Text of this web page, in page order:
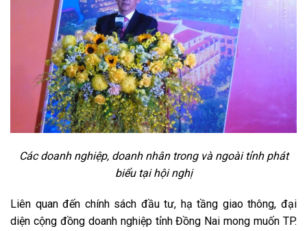
Các doanh nghiệp, doanh nhân trong và ngoài tỉnh phát
biểu tại hội nghị
Liên quan đến chính sách đầu tư, hạ tầng giao thông, đại
diện cộng đồng doanh nghiệp tỉnh Đồng Nai mong muốn TP.